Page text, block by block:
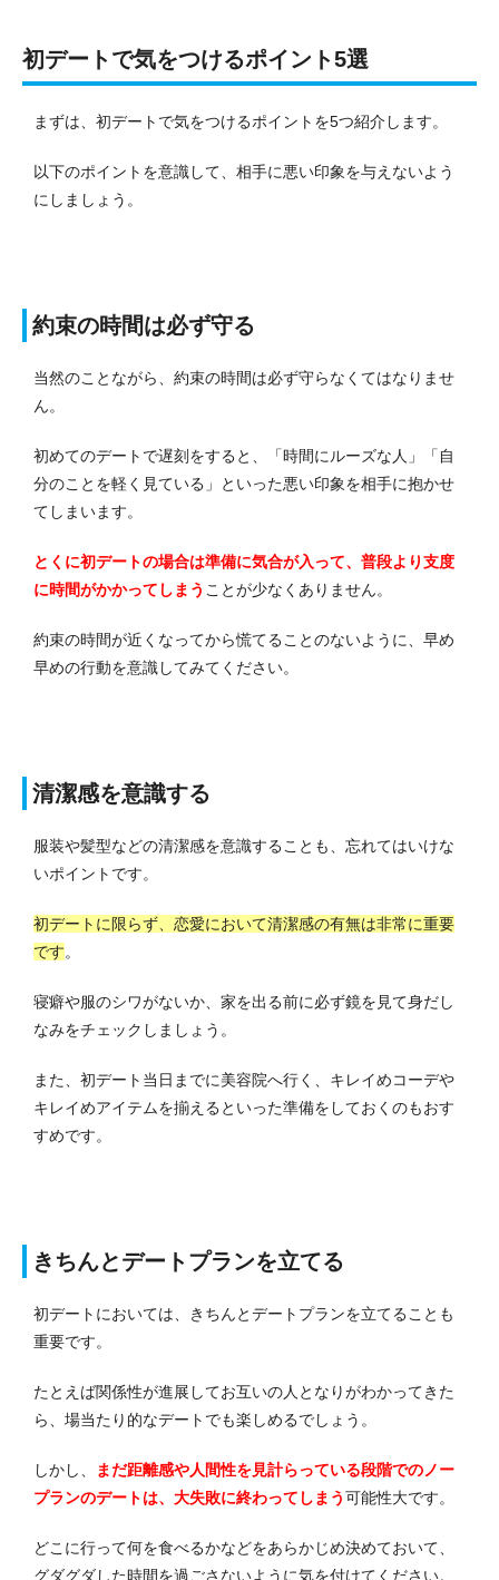
初デートで気をつけるポイント5選
まずは、初デートで気をつけるポイントを5つ紹介します。
以下のポイントを意識して、相手に悪い印象を与えないよう
にしましょう。
約束の時間は必ず守る
当然のことながら、約束の時間は必ず守らなくてはなりませ
ん。
初めてのデートで遅刻をすると、「時間にルーズな人」「自
分のことを軽く見ている」といった悪い印象を相手に抱かせ
てしまいます。
とくに初デートの場合は準備に気合が入って、普段より支度
に時間がかかってしまう ことが少なくありません。
約束の時間が近くなってから慌てることのないように、早め
早めの行動を意識してみてください。
清潔感を意識する
服装や髪型などの清潔感を意識することも、忘れてはいけな
いポイントです。
初デートに限らず、恋愛において清潔感の有無は非常に重要
です。
寝癖や服のシワがないか、家を出る前に必ず鏡を見て身だし
なみをチェックしましょう。
また、初デート当日までに美容院へ行く、キレイめコーデや
キレイめアイテムを揃えるといった準備をしておくのもおす
すめです。
きちんとデートプランを立てる
初デートにおいては、きちんとデートプランを立てることも
重要です。
たとえば関係性が進展してお互いの人となりがわかってきた
ら、場当たり的なデートでも楽しめるでしょう。
しかし、
まだ距離感や人間性を見計らっている段階でのノー
プランのデートは、大失敗に終わってしまう可能性大です。
どこに行って何を食べるかなどをあらかじめ決めておいて、
グダグダした時間を過ごさないように気を付けてください。